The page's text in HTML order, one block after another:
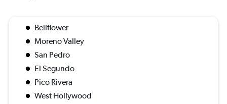
Bellflower
Moreno Valley
San Pedro
El Segundo
Pico Rivera
West Hollywood